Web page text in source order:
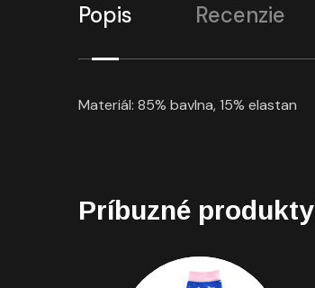
Popis Recenzie
Materiál: 85% bavlna, 15% elastan
Príbuzné produkty